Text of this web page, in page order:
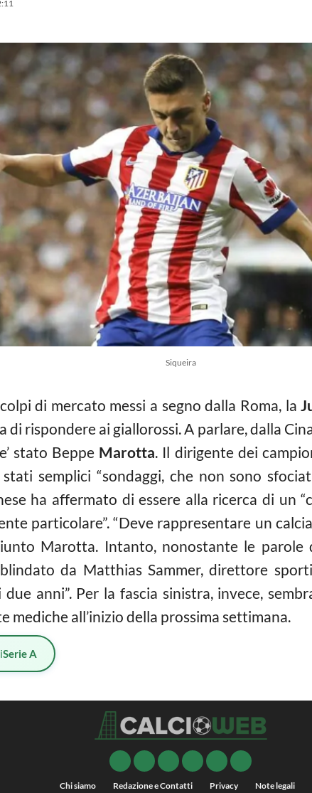
Siqueira
di mercato messi a segno dalla Roma, la
di rispondere ai giallorossi. A parlare, dalla
stato Beppe Marotta. Il dirigente dei
semplici “sondaggi, che non sono
ha affermato di essere alla ricerca di un
particolare”. “Deve rappresentare un
Marotta. Intanto, nonostante le parole
blindato da Matthias Sammer, direttore
anni”. Per la fascia sinistra, invece,
mediche all’inizio della prossima settimana.
Serie A
Chi siamo Redazione e Contatti Privacy Note legali